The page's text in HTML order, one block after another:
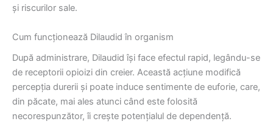
și riscurilor sale.
Cum funcționează Dilaudid în organism
După administrare, Dilaudid își face efectul rapid, legându-se
de receptorii opioizi din creier. Această acțiune modifică
percepția durerii și poate induce sentimente de euforie, care,
din păcate, mai ales atunci când este folosită
necorespunzător, îi crește potențialul de dependență.